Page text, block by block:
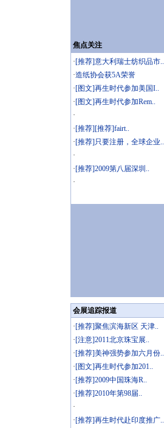
焦点关注
·[推荐]意大利瑞士纺织品市..
·造纸协会获5A荣誉
·[图文]再生时代参加美国I..
·[图文]再生时代参加Rem..
·
·[推荐][推荐]fairt..
·[推荐]只要注册，全球企业..
·
·[推荐]2009第八届深圳..
·
会展追踪报道
·[推荐]聚焦滨海新区 天津..
·[注意]2011北京珠宝展..
·[推荐]美神强势参加六月份..
·[图文]再生时代参加201..
·[推荐]2009中国珠海R..
·[推荐]2010年第98届..
·
·[推荐]再生时代赴印度推广..